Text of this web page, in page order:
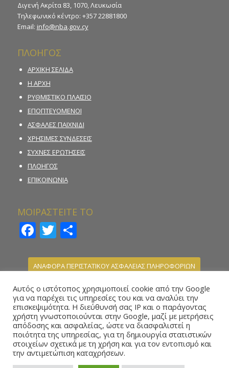
Διγενή Ακρίτα 83, 1070, Λευκωσία
Τηλεφωνικό κέντρο: +357 22881800
Email: info@nba.gov.cy
ΠΛΟΗΓΟΣ
ΑΡΧΙΚΗ ΣΕΛΙΔΑ
Η ΑΡΧΗ
ΡΥΘΜΙΣΤΙΚΟ ΠΛΑΙΣΙΟ
ΕΠΟΠΤΕΥΟΜΕΝΟΙ
ΑΣΦΑΛΕΣ ΠΑΙΧΝΙΔΙ
ΧΡΗΣΙΜΕΣ ΣΥΝΔΕΣΕΙΣ
ΣΥΧΝΕΣ ΕΡΩΤΗΣΕΙΣ
ΠΛΟΗΓΟΣ
ΕΠΙΚΟΙΝΩΝΙΑ
ΜΟΙΡΑΣΤΕΙΤΕ ΤΟ
Facebook
Twitter
Μοιραστείτε
ΑΝΑΦΟΡΑ ΠΕΡΙΣΤΑΤΙΚΟΥ ΑΣΦΑΛΕΙΑΣ ΠΛΗΡΟΦΟΡΙΩΝ
ΚΑΤΑΓΓΕΛΙΑ ΠΑΡΑΝΟΜΗΣ ΣΤΟΙΧΗΜΑΤΙΚΗΣ
ΔΡΑΣΤΗΡΙΟΤΗΤΑΣ
ΗΛΕΚΤΡΟΝΙΚΗ ΦΟΡΜΑ ΥΠΟΒΟΛΗΣ ΑΝΑΦΟΡΑΣ –
WHISTLEBLOWING
Αυτός ο ιστότοπος χρησιμοποιεί cookie από την Google
για να παρέχει τις υπηρεσίες του και να αναλύει την
επισκεψιμότητα. Η διεύθυνσή σας IP και ο παράγοντας
χρήστη γνωστοποιούνται στην Google, μαζί με μετρήσεις
απόδοσης και ασφαλείας, ώστε να διασφαλιστεί η
ποιότητα της υπηρεσίας, για τη δημιουργία στατιστικών
στοιχείων σχετικά με τη χρήση και για τον εντοπισμό και
την αντιμετώπιση καταχρήσεων.